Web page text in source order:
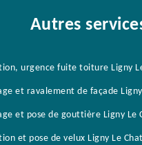
Autres
urgence fuite toiture Ligny
et ravalement de façade
et pose de gouttière Ligny Le
et pose de velux Ligny Le